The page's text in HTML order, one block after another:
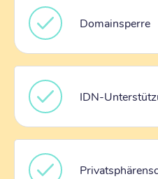
Domainsperre
IDN-